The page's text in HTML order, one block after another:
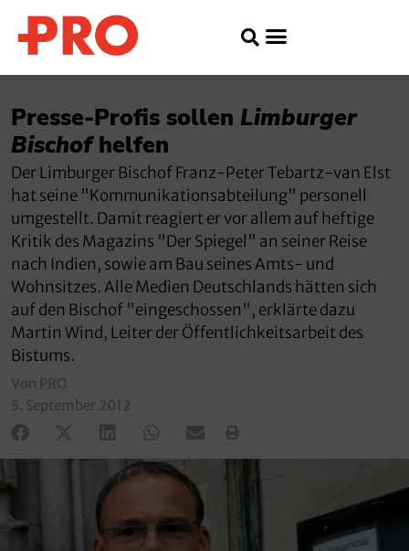
Presse-Profis sollen Limburger
Bischofhelfen
Der Limburger Bischof Franz-Peter Tebartz-van Elst
hat seine "Kommunikationsabteilung" personell
umgestellt. Damit reagiert er vor allem auf heftige
Kritik des Magazins "Der Spiegel" an seiner Reise
nach Indien, sowie am Bau seines Amts- und
Wohnsitzes. Alle Medien Deutschlands hätten sich
auf den Bischof "eingeschossen", erklärte dazu
Martin Wind, Leiter der Öffentlichkeitsarbeit des
Bistums.
Von PRO
5. September 2012